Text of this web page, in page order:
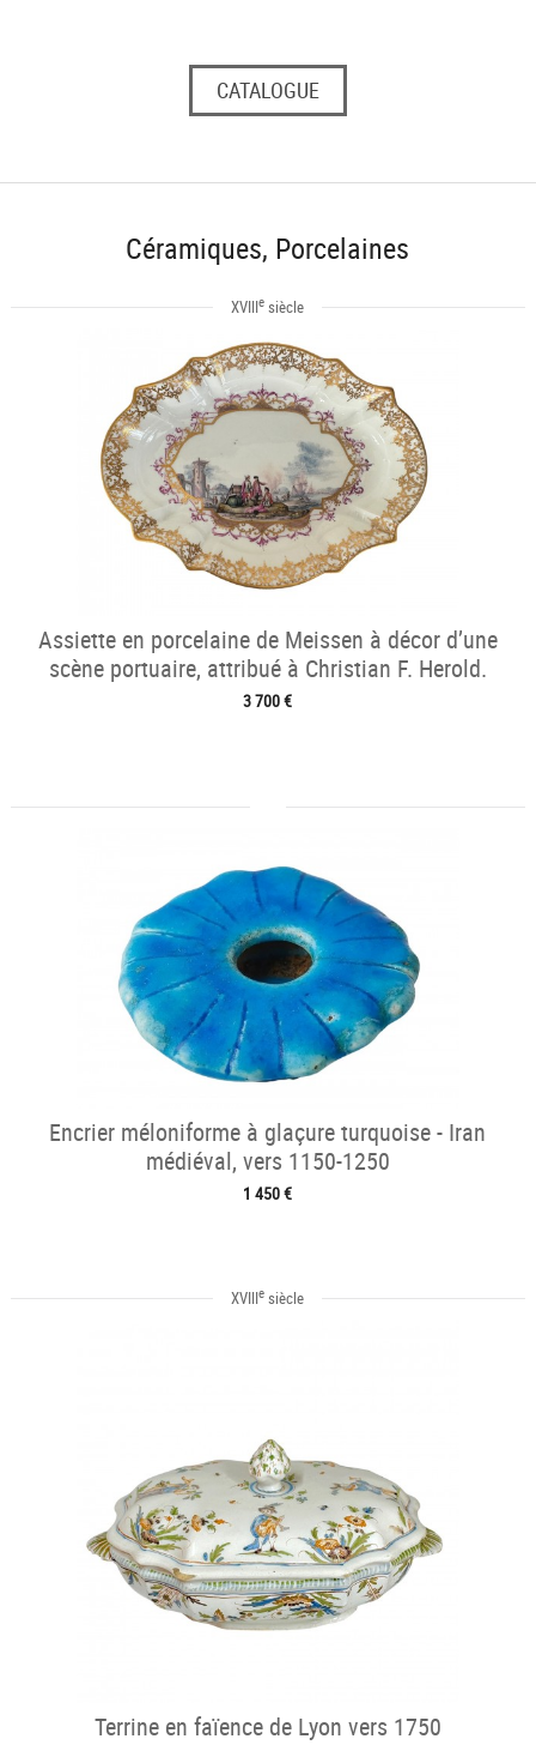
CATALOGUE
Céramiques, Porcelaines
XVIIIe siècle
Assiette en porcelaine de Meissen à décor d’une
scène portuaire, attribué à Christian F. Herold.
3 700 €
Encrier méloniforme à glaçure turquoise - Iran
médiéval, vers 1150-1250
1 450 €
XVIIIe siècle
Terrine en faïence de Lyon vers 1750